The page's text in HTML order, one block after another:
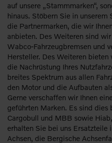
auf unsere „Stammmarken“,
hinaus. Stöbern Sie in
die Partnermarken, die wir
anbieten. Des Weiteren sind
Wabco-Fahrzeugbremsen und
Hersteller. Des Weiteren
die Nachrüstung Ihres
breites Spektrum aus allen
den Motor und die Aufbauten
Gerne verschaffen wir Ihnen
geführten Marken. Es sind
Cargobull und MBB sowie
erhalten Sie bei uns
Achsen, die Bergische